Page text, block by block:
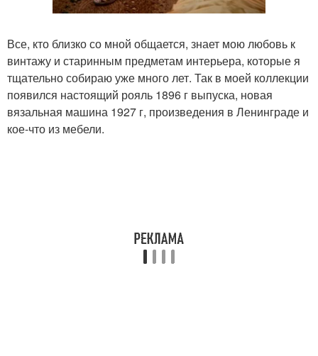
Все, кто близко со мной общается, знает мою любовь к
винтажу и старинным предметам интерьера, которые я
тщательно собираю уже много лет. Так в моей коллекции
появился настоящий рояль 1896 г выпуска, новая
вязальная машина 1927 г, произведения в Ленинграде и
кое-что из мебели.